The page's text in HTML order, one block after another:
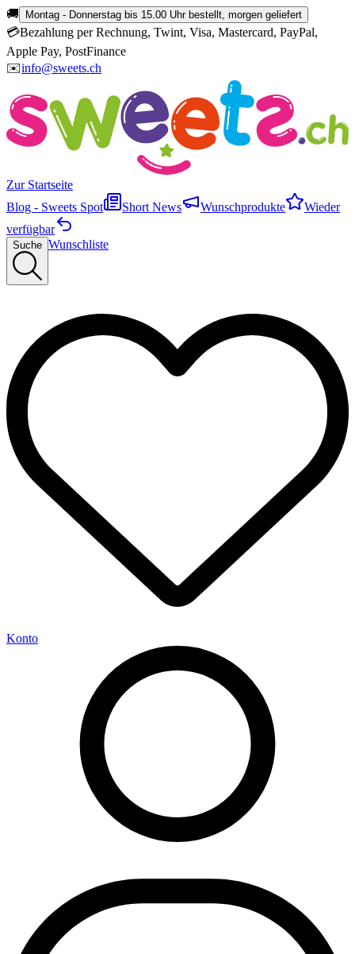
🚚 Montag - Donnerstag bis 15.00 Uhr bestellt, morgen geliefert
💳Bezahlung per Rechnung, Twint, Visa, Mastercard, PayPal,
Apple Pay, PostFinance
✉️info@sweets.ch
Zur Startseite
Blog - Sweets Spot
Short News Wunschprodukte
Wieder
verfügbar
Suche Wunschliste
Konto